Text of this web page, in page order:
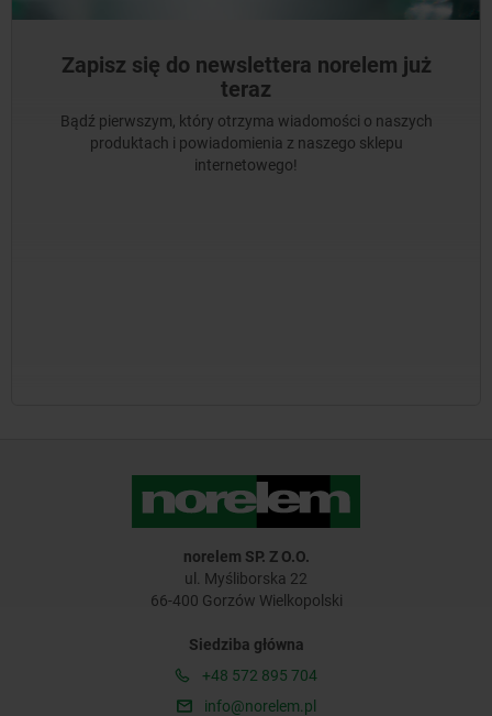
Zapisz się do newslettera norelem już
teraz
Bądź pierwszym, który otrzyma wiadomości o naszych
produktach i powiadomienia z naszego sklepu
internetowego!
norelem SP. Z O.O.
ul. Myśliborska 22
66-400 Gorzów Wielkopolski
Siedziba główna
+48 572 895 704
info@norelem.pl